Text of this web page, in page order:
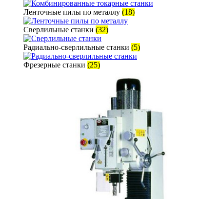
Ленточные пилы по металлу (18)
Сверлильные станки (32)
Радиально-сверлильные станки (5)
Фрезерные станки (25)